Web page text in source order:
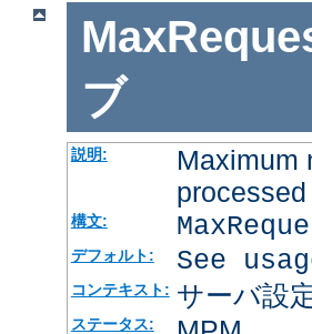
ブ
説明:
Maximum
構文:
デフォルト: See
コンテキスト: サーバ設
ステータス: